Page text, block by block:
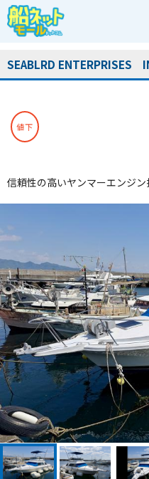
SEABLRD ENTERPRISES
値下
信頼性の高いヤンマーエンジン